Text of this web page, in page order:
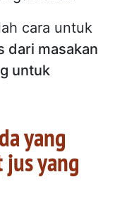
cara untuk
dari masakan
untuk
yang
yang